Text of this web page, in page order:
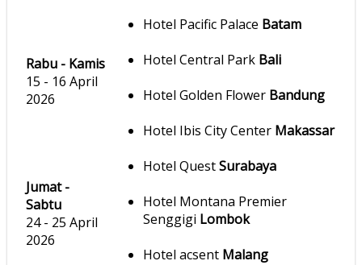
Hotel Pacific Palace Batam
Hotel Central Park Bali
Hotel Golden Flower Bandung
Hotel Ibis City Center Makassar
Hotel QuestSurabaya
Hotel Montana Premier
Senggigi Lombok
Hotel acsent Malang
Rabu - Kamis
15 - 16 April
2026
Jumat -
Sabtu
24 - 25 April
2026